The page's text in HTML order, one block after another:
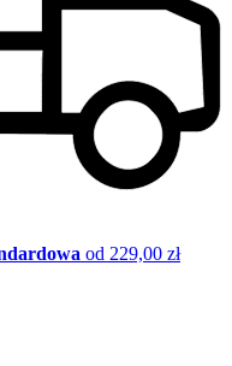
od 229,00 zł